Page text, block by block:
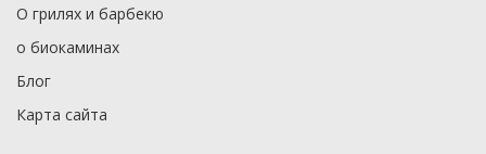
О грилях и барбекю
о биокаминах
Блог
Карта сайта